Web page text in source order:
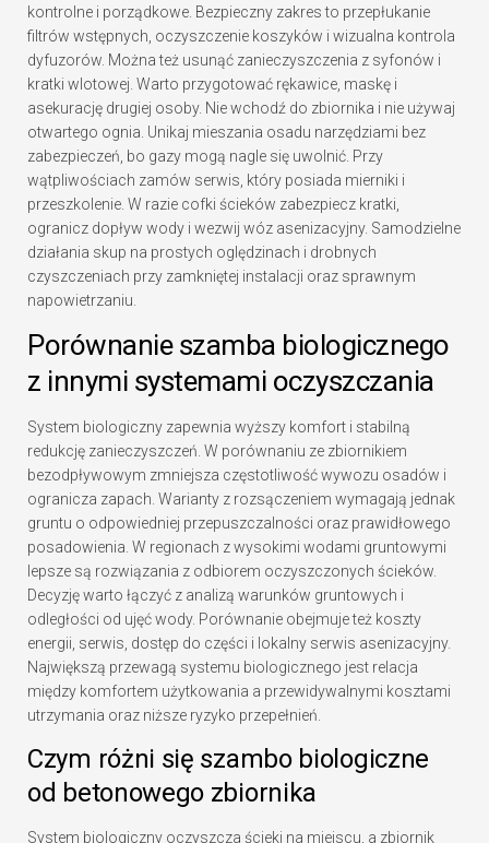
kontrolne i porządkowe. Bezpieczny zakres to przepłukanie
filtrów wstępnych, oczyszczenie koszyków i wizualna kontrola
dyfuzorów. Można też usunąć zanieczyszczenia z syfonów i
kratki wlotowej. Warto przygotować rękawice, maskę i
asekurację drugiej osoby. Nie wchodź do zbiornika i nie używaj
otwartego ognia. Unikaj mieszania osadu narzędziami bez
zabezpieczeń, bo gazy mogą nagle się uwolnić. Przy
wątpliwościach zamów serwis, który posiada mierniki i
przeszkolenie. W razie cofki ścieków zabezpiecz kratki,
ogranicz dopływ wody i wezwij wóz asenizacyjny. Samodzielne
działania skup na prostych oględzinach i drobnych
czyszczeniach przy zamkniętej instalacji oraz sprawnym
napowietrzaniu.
Porównanie szamba biologicznego
z innymi systemami oczyszczania
System biologiczny zapewnia wyższy komfort i stabilną
redukcję zanieczyszczeń. W porównaniu ze zbiornikiem
bezodpływowym zmniejsza częstotliwość wywozu osadów i
ogranicza zapach. Warianty z rozsączeniem wymagają jednak
gruntu o odpowiedniej przepuszczalności oraz prawidłowego
posadowienia. W regionach z wysokimi wodami gruntowymi
lepsze są rozwiązania z odbiorem oczyszczonych ścieków.
Decyzję warto łączyć z analizą warunków gruntowych i
odległości od ujęć wody. Porównanie obejmuje też koszty
energii, serwis, dostęp do części i lokalny serwis asenizacyjny.
Największą przewagą systemu biologicznego jest relacja
między komfortem użytkowania a przewidywalnymi kosztami
utrzymania oraz niższe ryzyko przepełnień.
Czym różni się szambo biologiczne
od betonowego zbiornika
System biologiczny oczyszcza ścieki na miejscu, a zbiornik